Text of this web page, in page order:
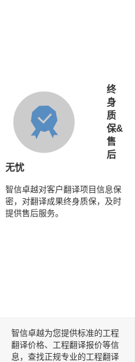
终
身
质
保&
售
后
无忧
智信卓越对客户翻译项目信息保
密，对翻译成果终身质保，及时
提供售后服务。
智信卓越为您提供标准的工程
翻译价格、工程翻译报价等信
息，查找正规专业的工程翻译